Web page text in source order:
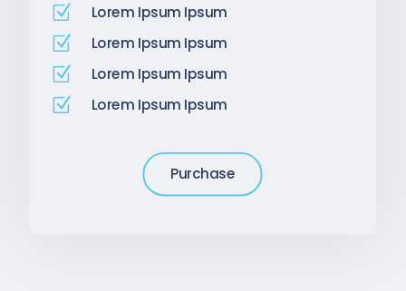
Z Lorem Ipsum Ipsum
Z Lorem Ipsum Ipsum
Z Lorem Ipsum Ipsum
Z Lorem Ipsum Ipsum
Purchase